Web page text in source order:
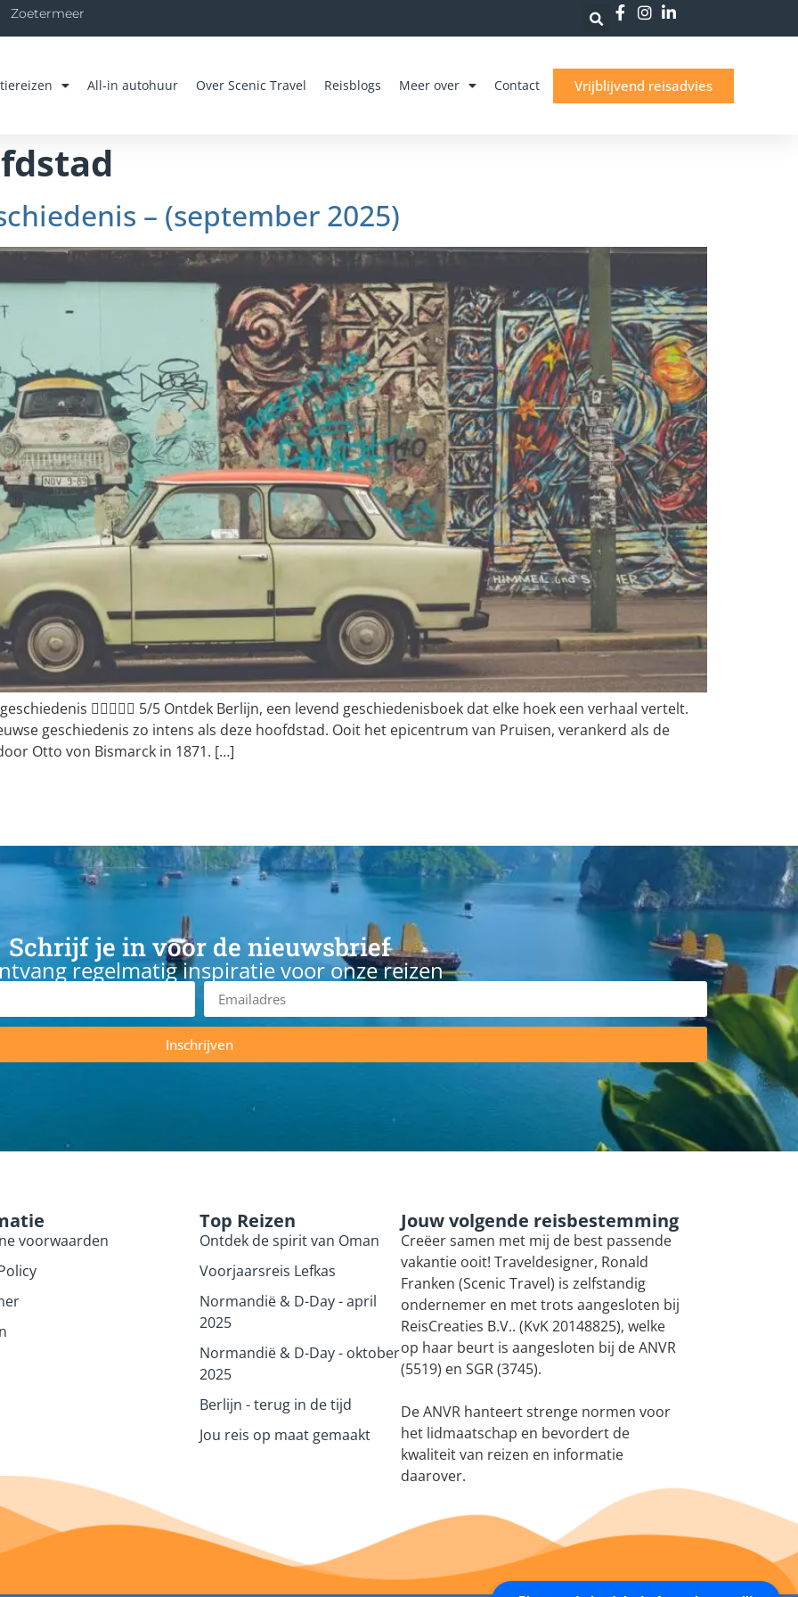
Zoetermeer
All-in autohuur Over Scenic Travel Reisblogs Meer over Contact Vrijblijvend reisadvies
– (september 2025)
 5/5 Ontdek Berlijn, een levend geschiedenisboek dat elke hoek een verhaal vertelt.
geschiedenis zo intens als deze hoofdstad. Ooit het epicentrum van Pruisen, verankerd als de
Otto von Bismarck in 1871. […]
Schrijf je in voor de nieuwsbrief
regelmatig inspiratie voor onze reizen
Inschrijven
voorwaarden
Top Reizen
Ontdek de spirit van Oman
Voorjaarsreis Lefkas
Normandië & D-Day - april
2025
Normandië & D-Day - oktober
2025
Berlijn - terug in de tijd
Jou reis op maat gemaakt
Jouw volgende reisbestemming
Creëer samen met mij de best passende
vakantie ooit! Traveldesigner, Ronald
Franken (Scenic Travel) is zelfstandig
ondernemer en met trots aangesloten bij
ReisCreaties B.V.. (KvK 20148825), welke
op haar beurt is aangesloten bij de ANVR
(5519) en SGR (3745).
De ANVR hanteert strenge normen voor
het lidmaatschap en bevordert de
kwaliteit van reizen en informatie
daarover.